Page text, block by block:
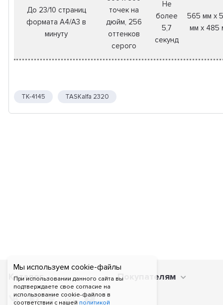
Мы используем cookie-файлы
При использовании данного сайта вы
подтверждаете свое согласие на
использование cookie-файлов в
соответствии с нашей политикой
До 23/10 страниц
формата A4/A3 в
минуту
точек на
дюйм, 256
оттенков
серого
Не
более
5,7
секунд
565 мм x
мм x 485
TK-4145 TASKalfa 2320
Каталог Покупателям